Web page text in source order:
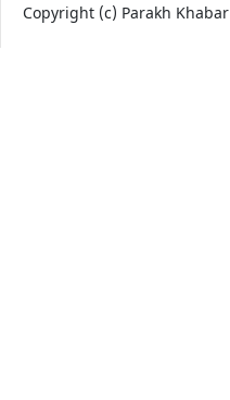
Copyright (c) Parakh Khabar